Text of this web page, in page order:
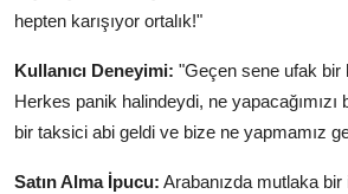
hepten karışıyor ortalık!"
Kullanıcı Deneyimi: "Geçen sene ufak bir
Herkes panik halindeydi, ne
bir taksici abi geldi ve bize ne yapmamız
Satın Alma İpucu: Arabanızda mutlaka bir